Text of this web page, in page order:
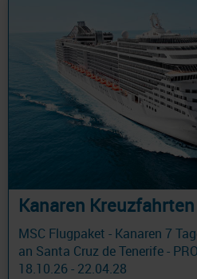
Kanaren
MSC Flugpaket - Kanaren 7
an Santa Cruz de Tenerife -
18.10.26 - 22.04.28